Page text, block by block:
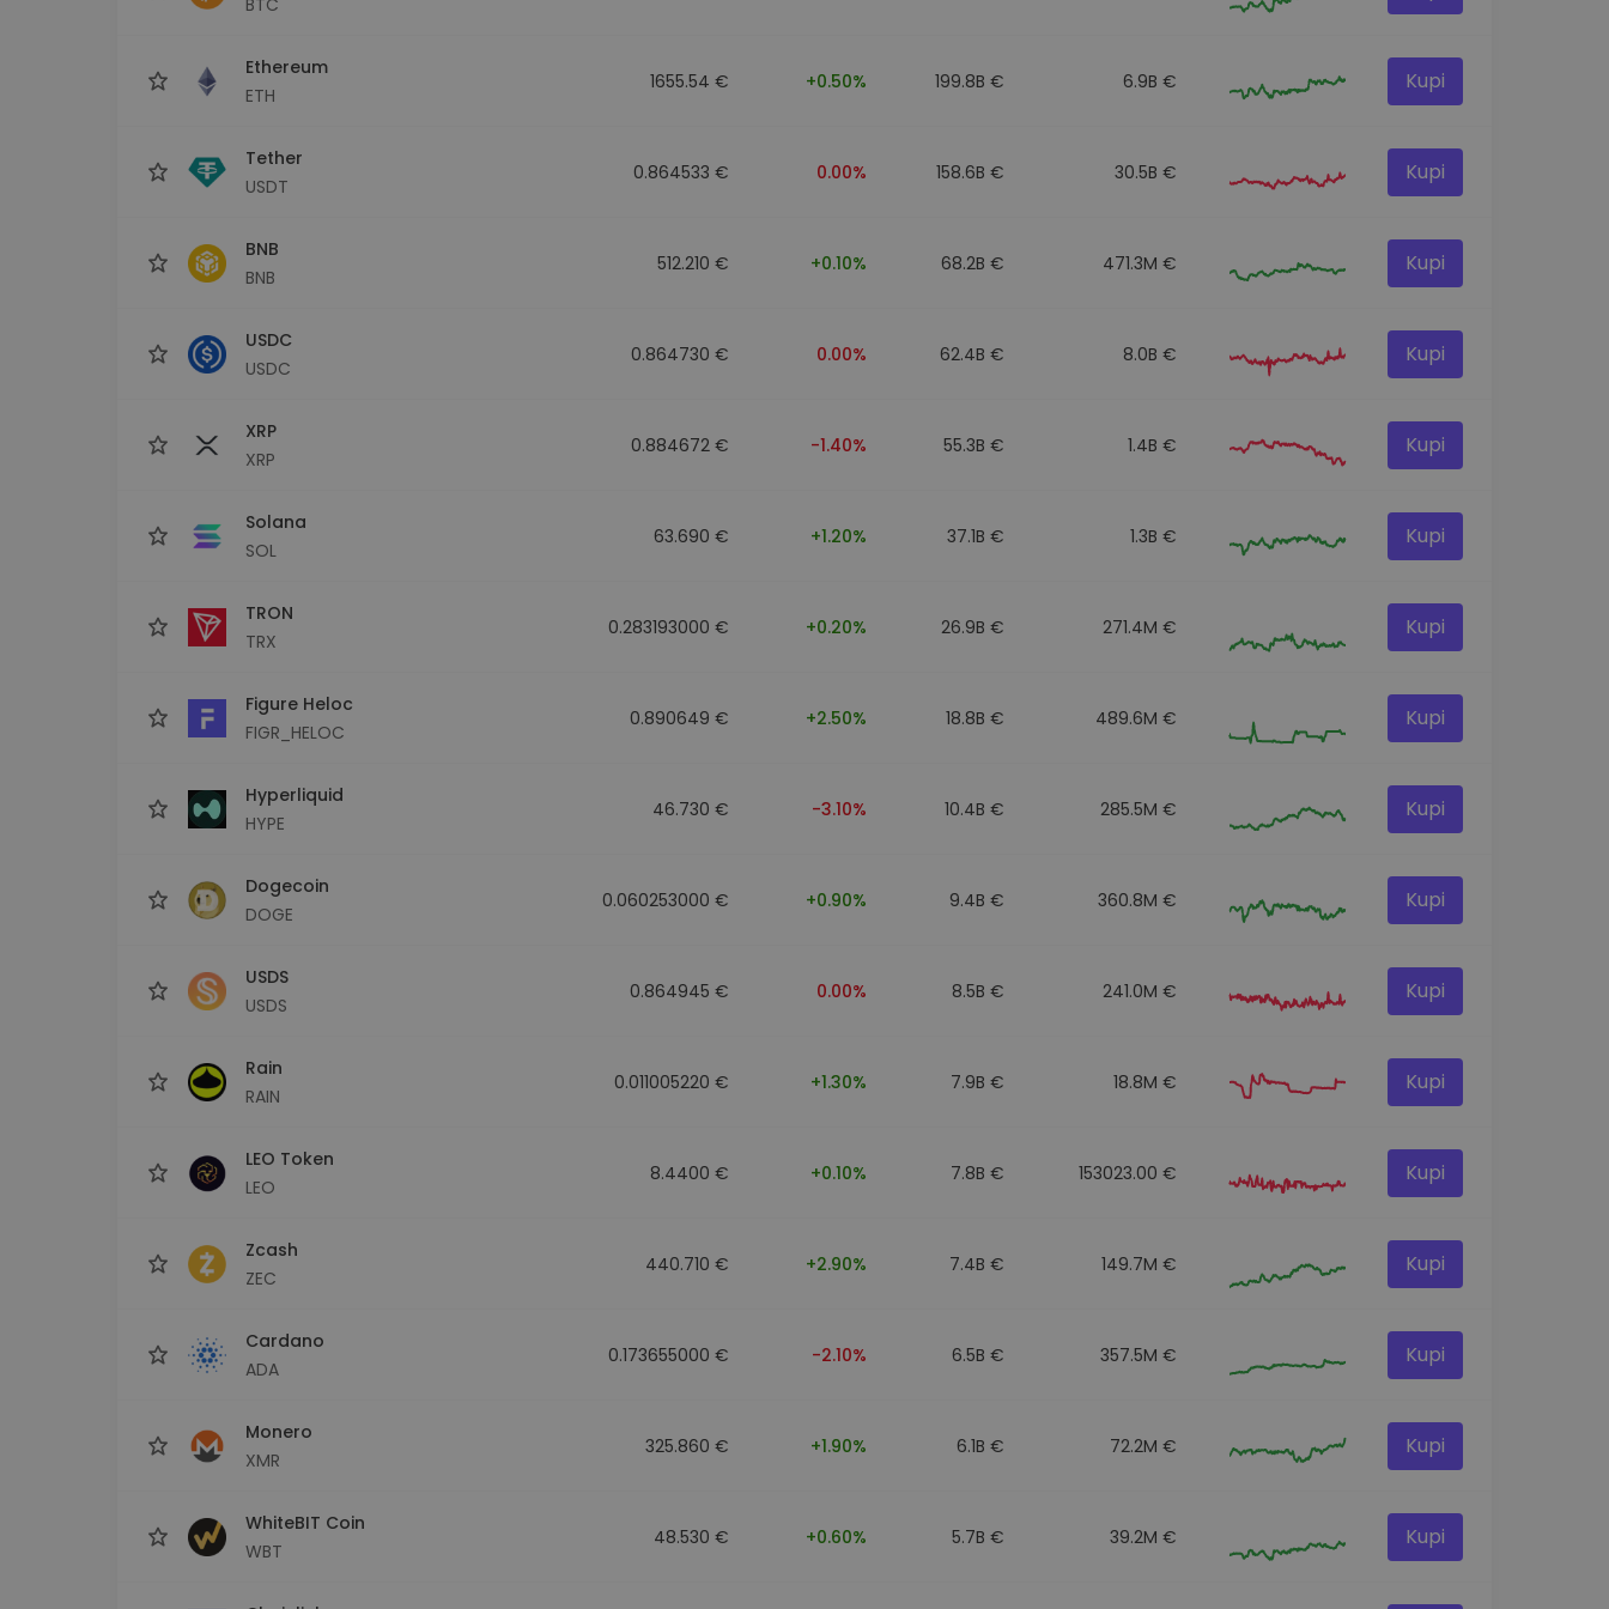
Ethereum
ETH
1655.54 € +0.50% 199.8B € 6.9B € Kupi
Tether
USDT
0.864533 € 0.00% 158.6B € 30.5B € Kupi
BNB
BNB
512.210 € +0.10% 68.2B € 471.3M € Kupi
USDC
USDC
0.864730 € 0.00% 62.4B € 8.0B € Kupi
XRP
XRP
0.884672 € -1.40% 55.3B € 1.4B € Kupi
Solana
SOL
63.690 € +1.20% 37.1B € 1.3B € Kupi
TRON
TRX
0.283193000 € +0.20% 26.9B € 271.4M € Kupi
Figure Heloc
FIGR_HELOC
0.890649 € +2.50% 18.8B € 489.6M € Kupi
Hyperliquid
HYPE
46.730 € -3.10% 10.4B € 285.5M € Kupi
Dogecoin
DOGE
0.060253000 € +0.90% 9.4B € 360.8M € Kupi
USDS
USDS
0.864945 € 0.00% 8.5B € 241.0M € Kupi
Rain
RAIN
0.011005220 € +1.30% 7.9B € 18.8M € Kupi
LEO Token
LEO
8.4400 € +0.10% 7.8B € 153023.00 € Kupi
Zcash
ZEC
440.710 € +2.90% 7.4B € 149.7M € Kupi
Cardano
ADA
0.173655000 € -2.10% 6.5B € 357.5M € Kupi
Monero
XMR
325.860 € +1.90% 6.1B € 72.2M € Kupi
WhiteBIT Coin
WBT
48.530 € +0.60% 5.7B € 39.2M € Kupi